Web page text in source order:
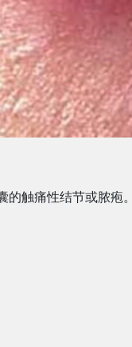
触痛性结节或脓疱。